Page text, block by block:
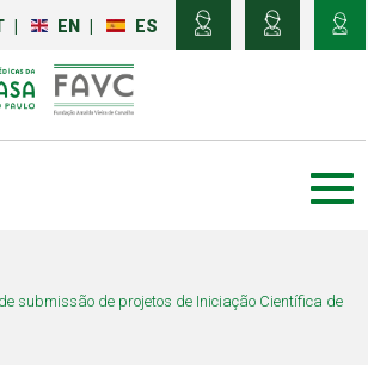
EN ES
submissão de projetos de Iniciação Científica de